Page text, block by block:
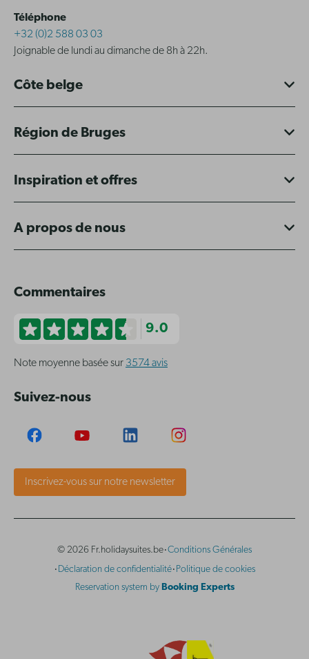
Téléphone
+32 (0)2 588 03 03
Joignable de lundi au dimanche de 8h à 22h.
Côte belge
Région de Bruges
Inspiration et offres
A propos de nous
Commentaires
9.0
Note moyenne basée sur 3574 avis
Suivez-nous
Inscrivez-vous sur notre newsletter
© 2026 Fr.holidaysuites.be·Conditions Générales
· Déclaration de confidentialité· Politique de cookies
Reservation system by Booking Experts